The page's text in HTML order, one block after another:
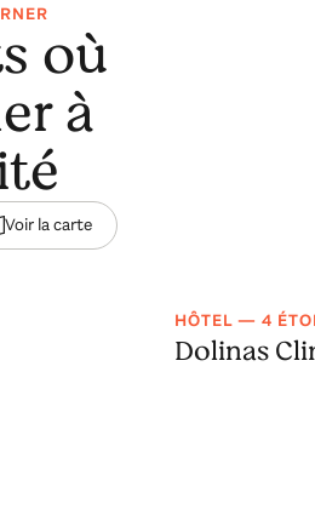
où
à
Voir la carte
HÔTEL — 4
Dolinas